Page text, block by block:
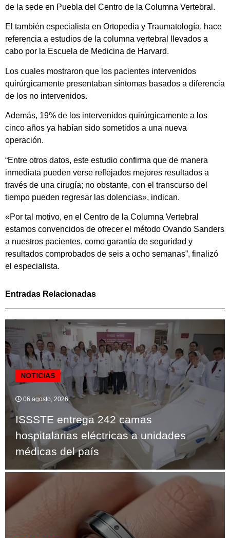
de la sede en Puebla del Centro de la Columna Vertebral.
El también especialista en Ortopedia y Traumatología, hace
referencia a estudios de la columna vertebral llevados a
cabo por la Escuela de Medicina de Harvard.
Los cuales mostraron que los pacientes intervenidos
quirúrgicamente presentaban síntomas basados a diferencia
de los no intervenidos.
Además, 19% de los intervenidos quirúrgicamente a los
cinco años ya habían sido sometidos a una nueva
operación.
“Entre otros datos, este estudio confirma que de manera
inmediata pueden verse reflejados mejores resultados a
través de una cirugía; no obstante, con el transcurso del
tiempo pueden regresar las dolencias», indican.
«Por tal motivo, en el Centro de la Columna Vertebral
estamos convencidos de ofrecer el método Ovando Sanders
a nuestros pacientes, como garantía de seguridad y
resultados comprobados de seis a ocho semanas”, finalizó
el especialista.
Entradas Relacionadas
NOTICIAS
06 agosto, 2026
ISSSTE entrega 242 camas
hospitalarias eléctricas a unidades
médicas del país